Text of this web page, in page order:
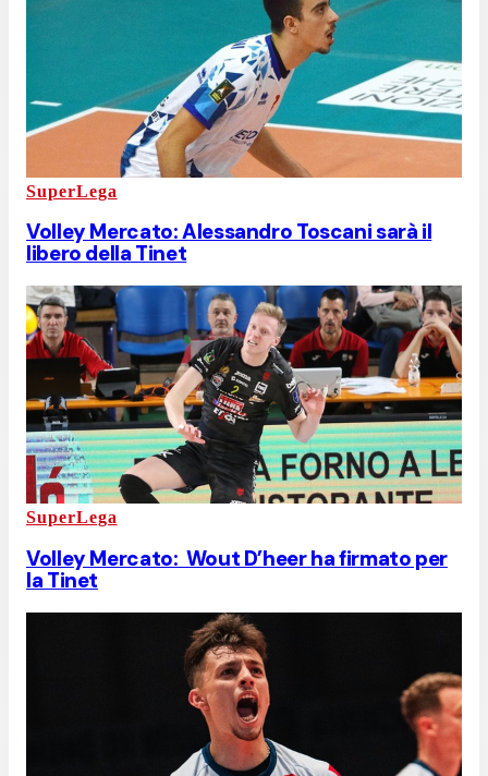
SuperLega
Volley Mercato: Alessandro Toscani sarà il
libero della Tinet
SuperLega
Volley Mercato: Wout D’heer ha firmato per
la Tinet